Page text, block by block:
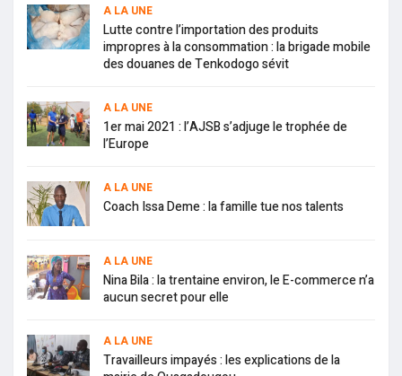
A LA UNE
Lutte contre l’importation des produits
impropres à la consommation : la brigade mobile
des douanes de Tenkodogo sévit
A LA UNE
1er mai 2021 : l’AJSB s’adjuge le trophée de
l’Europe
A LA UNE
Coach Issa Deme : la famille tue nos talents
A LA UNE
Nina Bila : la trentaine environ, le E-commerce n’a
aucun secret pour elle
A LA UNE
Travailleurs impayés : les explications de la